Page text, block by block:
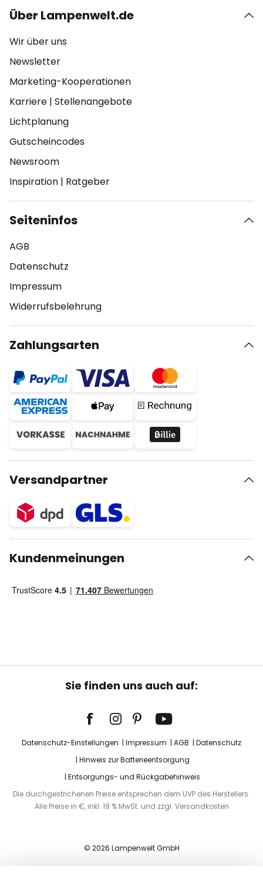
Über Lampenwelt.de
Wir über uns
Newsletter
Marketing-Kooperationen
Karriere | Stellenangebote
Lichtplanung
Gutscheincodes
Newsroom
Inspiration | Ratgeber
Seiteninfos
AGB
Datenschutz
Impressum
Widerrufsbelehrung
Zahlungsarten
Versandpartner
Kundenmeinungen
Sie finden uns auch auf:
Datenschutz-Einstellungen Impressum AGB
Datenschutz
Hinweis zur Batterieentsorgung
Entsorgungs- und Rückgabehinweis
Die durchgestrichenen Preise entsprechen dem UVP des Herstellers.
Alle Preise in €, inkl. 19 % MwSt. und zzgl. Versandkosten
© 2026 Lampenwelt GmbH